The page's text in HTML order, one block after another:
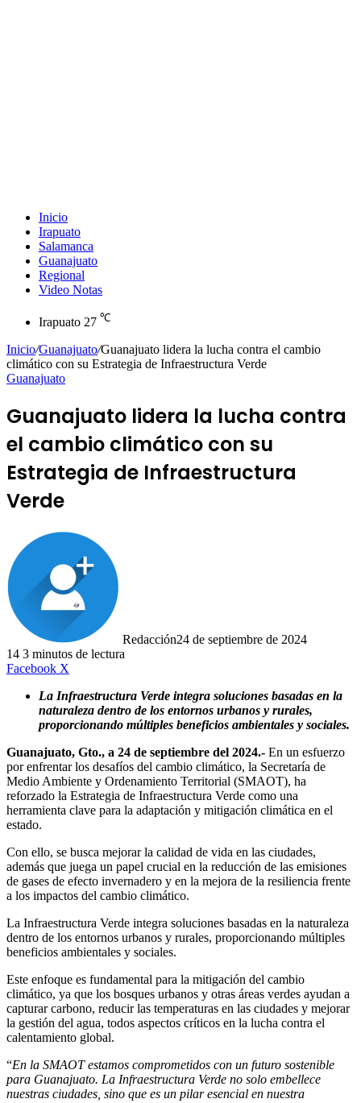
Inicio
Irapuato
Salamanca
Guanajuato
Regional
Video Notas
Irapuato 27 ℃
Inicio/Guanajuato/Guanajuato lidera la lucha contra el cambio
climático con su Estrategia de Infraestructura Verde
Guanajuato
Guanajuato lidera la lucha contra
el cambio climático con su
Estrategia de Infraestructura
Verde
Redacción24 de septiembre de 2024
14 3 minutos de lectura
Facebook X
La Infraestructura Verde integra soluciones basadas en la
naturaleza dentro de los entornos urbanos y rurales,
proporcionando múltiples beneficios ambientales y sociales.
Guanajuato, Gto., a 24 de septiembre del 2024.- En un esfuerzo
por enfrentar los desafíos del cambio climático, la Secretaría de
Medio Ambiente y Ordenamiento Territorial (SMAOT), ha
reforzado la Estrategia de Infraestructura Verde como una
herramienta clave para la adaptación y mitigación climática en el
estado.
Con ello, se busca mejorar la calidad de vida en las ciudades,
además que juega un papel crucial en la reducción de las emisiones
de gases de efecto invernadero y en la mejora de la resiliencia frente
a los impactos del cambio climático.
La Infraestructura Verde integra soluciones basadas en la naturaleza
dentro de los entornos urbanos y rurales, proporcionando múltiples
beneficios ambientales y sociales.
Este enfoque es fundamental para la mitigación del cambio
climático, ya que los bosques urbanos y otras áreas verdes ayudan a
capturar carbono, reducir las temperaturas en las ciudades y mejorar
la gestión del agua, todos aspectos críticos en la lucha contra el
calentamiento global.
“En la SMAOT estamos comprometidos con un futuro sostenible
para Guanajuato. La Infraestructura Verde no solo embellece
nuestras ciudades, sino que es un pilar esencial en nuestra